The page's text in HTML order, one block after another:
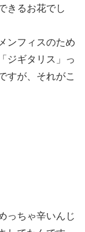
きるお花でし
ンフィスのため
ジギタリス」っ
すが、それがこ
っちゃ辛いんじ